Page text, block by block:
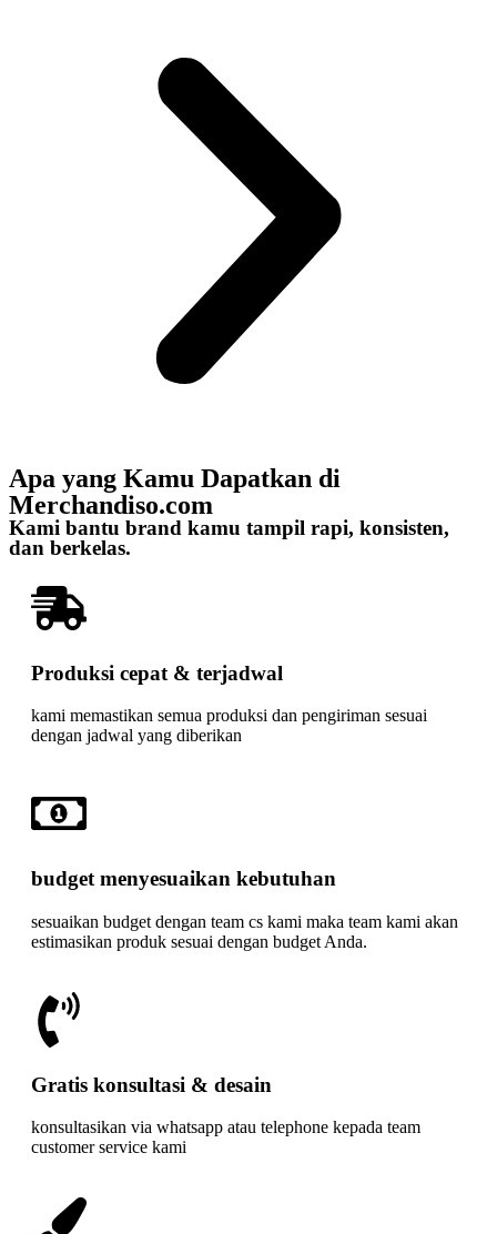
Apa yang Kamu Dapatkan di
Merchandiso.com
Kami bantu brand kamu tampil rapi, konsisten,
dan berkelas.
Produksi cepat & terjadwal
kami memastikan semua produksi dan pengiriman sesuai
dengan jadwal yang diberikan
budget menyesuaikan kebutuhan
sesuaikan budget dengan team cs kami maka team kami akan
estimasikan produk sesuai dengan budget Anda.
Gratis konsultasi & desain
konsultasikan via whatsapp atau telephone kepada team
customer service kami